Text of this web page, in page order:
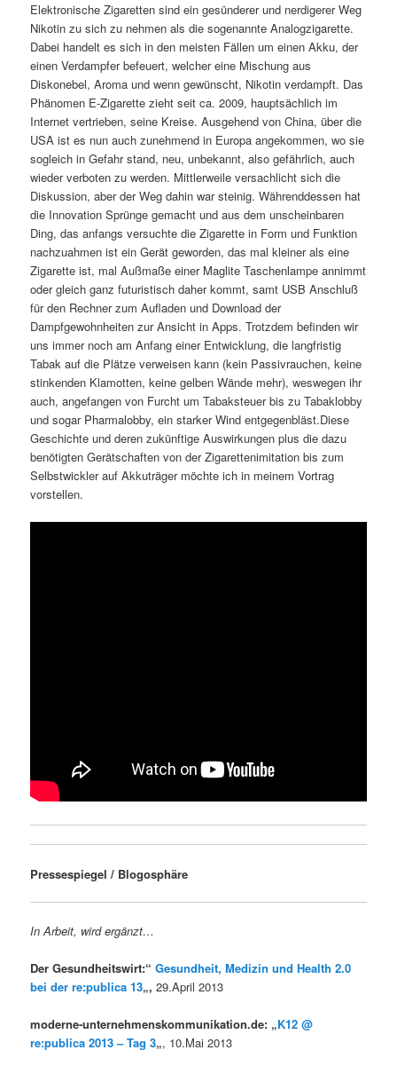
Elektronische Zigaretten sind ein gesünderer und nerdigerer Weg
Nikotin zu sich zu nehmen als die sogenannte Analogzigarette.
Dabei handelt es sich in den meisten Fällen um einen Akku, der
einen Verdampfer befeuert, welcher eine Mischung aus
Diskonebel, Aroma und wenn gewünscht, Nikotin verdampft. Das
Phänomen E-Zigarette zieht seit ca. 2009, hauptsächlich im
Internet vertrieben, seine Kreise. Ausgehend von China, über die
USA ist es nun auch zunehmend in Europa angekommen, wo sie
sogleich in Gefahr stand, neu, unbekannt, also gefährlich, auch
wieder verboten zu werden. Mittlerweile versachlicht sich die
Diskussion, aber der Weg dahin war steinig. Währenddessen hat
die Innovation Sprünge gemacht und aus dem unscheinbaren
Ding, das anfangs versuchte die Zigarette in Form und Funktion
nachzuahmen ist ein Gerät geworden, das mal kleiner als eine
Zigarette ist, mal Außmaße einer Maglite Taschenlampe annimmt
oder gleich ganz futuristisch daher kommt, samt USB Anschluß
für den Rechner zum Aufladen und Download der
Dampfgewohnheiten zur Ansicht in Apps. Trotzdem befinden wir
uns immer noch am Anfang einer Entwicklung, die langfristig
Tabak auf die Plätze verweisen kann (kein Passivrauchen, keine
stinkenden Klamotten, keine gelben Wände mehr), weswegen ihr
auch, angefangen von Furcht um Tabaksteuer bis zu Tabaklobby
und sogar Pharmalobby, ein starker Wind entgegenbläst.Diese
Geschichte und deren zukünftige Auswirkungen plus die dazu
benötigten Gerätschaften von der Zigarettenimitation bis zum
Selbstwickler auf Akkuträger möchte ich in meinem Vortrag
vorstellen.
Pressespiegel / Blogosphäre
In Arbeit, wird ergänzt…
Der Gesundheitswirt:“ Gesundheit, Medizin und Health 2.0
bei der re:publica 13„,29.April 2013
moderne-unternehmenskommunikation.de: „K12 @
re:publica 2013 – Tag 3„, 10.Mai 2013